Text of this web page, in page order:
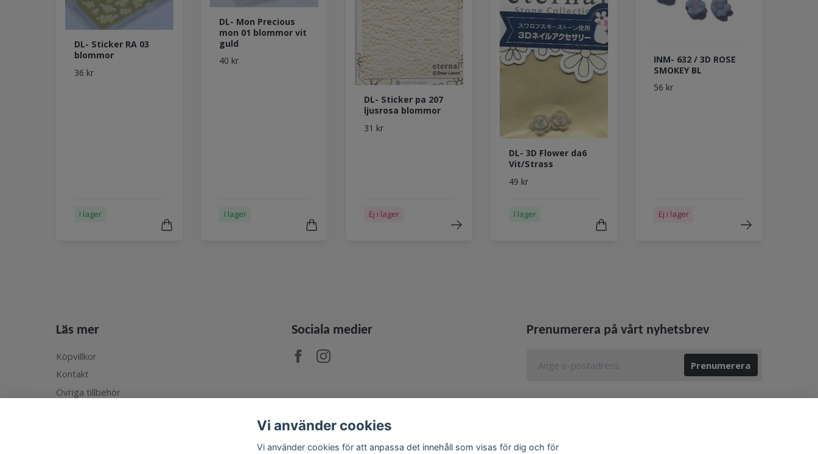
DL- Sticker RA 03
blommor
36 kr
I lager
DL- Mon Precious
mon 01 blommor vit
guld
40 kr
I lager
DL- Sticker pa 207
ljusrosa blommor
31 kr
Ej i lager
DL- 3D Flower da6
Vit/Strass
49 kr
I lager
INM- 632 / 3D ROSE
SMOKEY BL
56 kr
Ej i lager
Läs mer
Köpvillkor
Kontakt
Övriga tillbehör
Sociala medier Prenumerera på vårt nyhetsbrev
Prenumerera
Vi använder cookies
Vi använder cookies för att anpassa det innehåll som visas för dig och för